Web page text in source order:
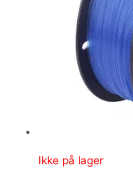
Ikke på lager